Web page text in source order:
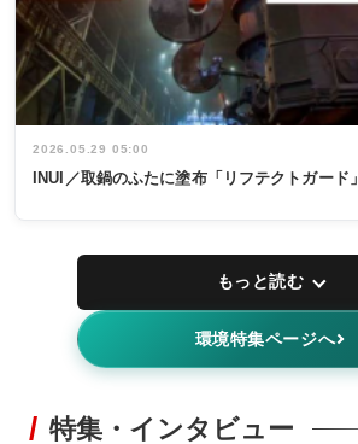
2026.05.29 05:00
INUI／取鍋のふたに塗布「リフテクトガード」
もっと読む
環境特集ページへ
特集・インタビュー